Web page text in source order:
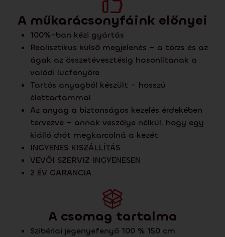
A műkarácsonyfáink előnyei
100%-ban kézi gyártás
Realisztikus külső megjelenés – a törzs és az
ágak az összetévesztésig hasonlítanak a
valódi lucfenyőre
Tartós anyagból készült – hosszú
élettartammal
Az anyag a biztonságos kezelés érdekében
tervezve – annak veszélye nélkül, hogy egy
kiálló drót megkarcolná a kezét
INGYENES KISZÁLLÍTÁS
VEVŐI SZERVIZ INGYENESEN
2 ÉV GARANCIA
A csomag tartalma
Szibériai jegenyefenyő 100 % 150 cm